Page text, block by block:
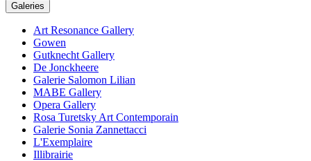
Galeries
Art Resonance Gallery
Gowen
Gutknecht Gallery
De Jonckheere
Galerie Salomon Lilian
MABE Gallery
Opera Gallery
Rosa Turetsky Art Contemporain
Galerie Sonia Zannettacci
L'Exemplaire
Illibrairie